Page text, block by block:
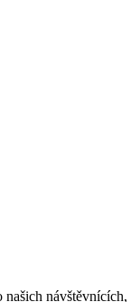
návštěvnících,